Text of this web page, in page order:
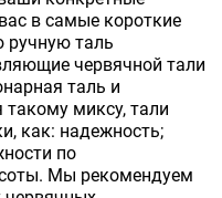
в самые короткие
ручную таль
червячной тали
таль и
такому миксу, тали
как: надежность;
по
Мы рекомендуем